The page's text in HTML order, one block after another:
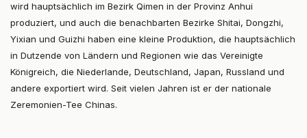
wird hauptsächlich im Bezirk Qimen in der Provinz Anhui
produziert, und auch die benachbarten Bezirke Shitai, Dongzhi,
Yixian und Guizhi haben eine kleine Produktion, die hauptsächlich
in Dutzende von Ländern und Regionen wie das Vereinigte
Königreich, die Niederlande, Deutschland, Japan, Russland und
andere exportiert wird. Seit vielen Jahren ist er der nationale
Zeremonien-Tee Chinas.